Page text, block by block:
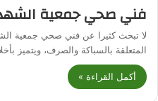
فني صحي جمعية
لا تبحث كثيرا عن فني صحي جمعية
المتعلقة بالسباكة والصرف، ويتميز
أكمل القراءة »